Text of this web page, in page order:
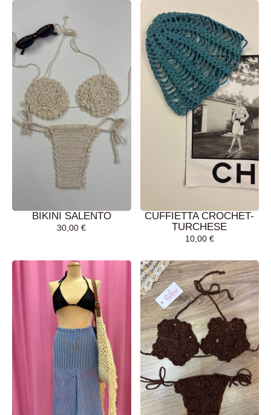
BIKINI SALENTO
30,00€
CARRELLO
CUFFIETTA CROCHET-
TURCHESE
10,00 €
CARRELLO